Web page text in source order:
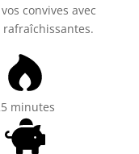
convives avec
minutes